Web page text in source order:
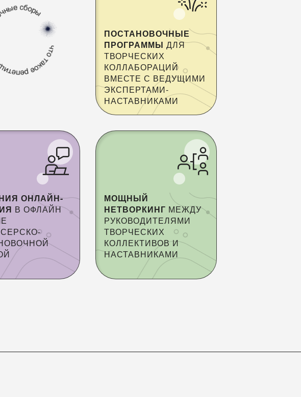
ПОСТАНОВОЧНЫЕ
ПРОГРАММЫ ДЛЯ
ТВОРЧЕСКИХ
КОЛЛАБОРАЦИЙ
ВМЕСТЕ С ВЕДУЩИМИ
ЭКСПЕРТАМИ-
НАСТАВНИКАМИ
ОНЛАЙН-
В ОФЛАЙН
МОЩНЫЙ
НЕТВОРКИНГ МЕЖДУ
РУКОВОДИТЕЛЯМИ
ТВОРЧЕСКИХ
КОЛЛЕКТИВОВ И
НАСТАВНИКАМИ